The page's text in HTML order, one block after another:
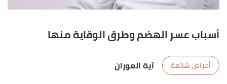
أسباب عسر الهضم وطرق الوقاية منها
أعراض شائعة
آية العوران